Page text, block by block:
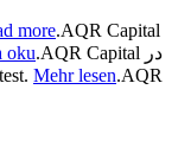
more.AQR Capital
oku.
AQR Capital در
Mehr lesen.AQR